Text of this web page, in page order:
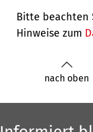
Bitte beachten
Hinweise zum
nach oben